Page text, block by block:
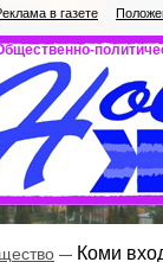
в газете
Коми